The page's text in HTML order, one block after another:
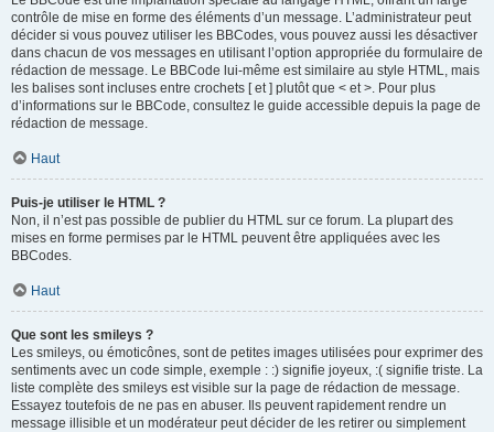
contrôle de mise en forme des éléments d’un message. L’administrateur peut
décider si vous pouvez utiliser les BBCodes, vous pouvez aussi les désactiver
dans chacun de vos messages en utilisant l’option appropriée du formulaire de
rédaction de message. Le BBCode lui-même est similaire au style HTML, mais
les balises sont incluses entre crochets [ et ] plutôt que < et >. Pour plus
d’informations sur le BBCode, consultez le guide accessible depuis la page de
rédaction de message.
Haut
Puis-je utiliser le HTML ?
Non, il n’est pas possible de publier du HTML sur ce forum. La plupart des
mises en forme permises par le HTML peuvent être appliquées avec les
BBCodes.
Haut
Que sont les smileys ?
Les smileys, ou émoticônes, sont de petites images utilisées pour exprimer des
sentiments avec un code simple, exemple : :) signifie joyeux, :( signifie triste. La
liste complète des smileys est visible sur la page de rédaction de message.
Essayez toutefois de ne pas en abuser. Ils peuvent rapidement rendre un
message illisible et un modérateur peut décider de les retirer ou simplement